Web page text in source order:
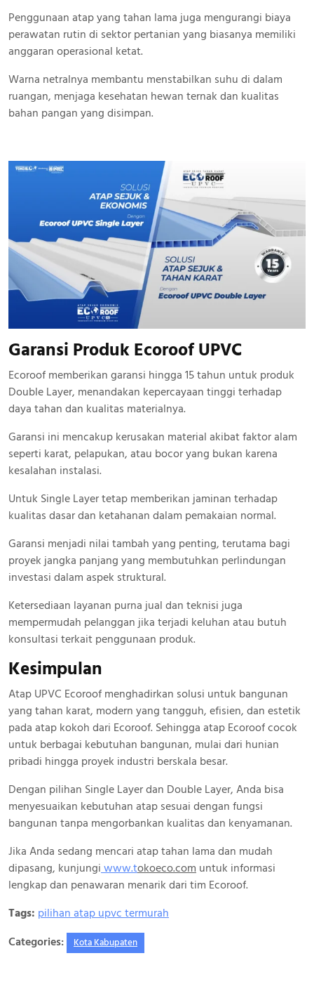
Penggunaan atap yang tahan lama juga mengurangi biaya
perawatan rutin di sektor pertanian yang biasanya memiliki
anggaran operasional ketat.
Warna netralnya membantu menstabilkan suhu di dalam
ruangan, menjaga kesehatan hewan ternak dan kualitas
bahan pangan yang disimpan.
Garansi Produk Ecoroof UPVC
Ecoroof memberikan garansi hingga 15 tahun untuk produk
Double Layer, menandakan kepercayaan tinggi terhadap
daya tahan dan kualitas materialnya.
Garansi ini mencakup kerusakan material akibat faktor alam
seperti karat, pelapukan, atau bocor yang bukan karena
kesalahan instalasi.
Untuk Single Layer tetap memberikan jaminan terhadap
kualitas dasar dan ketahanan dalam pemakaian normal.
Garansi menjadi nilai tambah yang penting, terutama bagi
proyek jangka panjang yang membutuhkan perlindungan
investasi dalam aspek struktural.
Ketersediaan layanan purna jual dan teknisi juga
mempermudah pelanggan jika terjadi keluhan atau butuh
konsultasi terkait penggunaan produk.
Kesimpulan
Atap UPVC Ecoroof menghadirkan solusi untuk bangunan
yang tahan karat, modern yang tangguh, efisien, dan estetik
pada atap kokoh dari Ecoroof. Sehingga atap Ecoroof cocok
untuk berbagai kebutuhan bangunan, mulai dari hunian
pribadi hingga proyek industri berskala besar.
Dengan pilihan Single Layer dan Double Layer, Anda bisa
menyesuaikan kebutuhan atap sesuai dengan fungsi
bangunan tanpa mengorbankan kualitas dan kenyamanan.
Jika Anda sedang mencari atap tahan lama dan mudah
dipasang, kunjungi www.tokoeco.com untuk informasi
lengkap dan penawaran menarik dari tim Ecoroof.
Tags: pilihan atap upvc termurah
Categories:
Kota Kabupaten